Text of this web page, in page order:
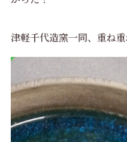
津軽千代造窯一同、重ね